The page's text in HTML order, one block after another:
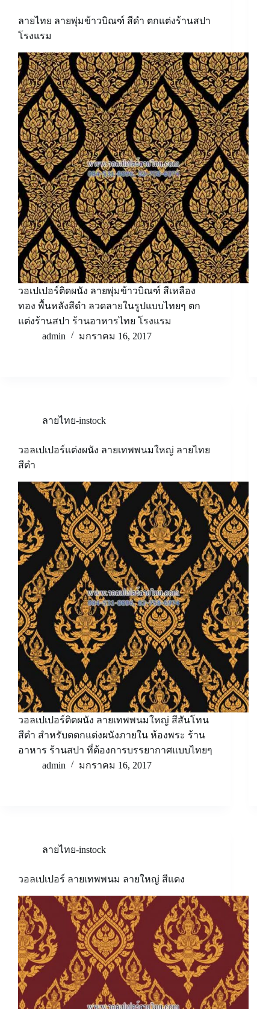
ลายไทย ลายพุ่มข้าวบิณฑ์ สีดำ ตกแต่งร้านสปา
โรงแรม
วอเปเปอร์ติดผนัง ลายพุ่มข้าวบิณฑ์ สีเหลือง
ทอง พื้นหลังสีดำ ลวดลายในรูปแบบไทยๆ ตก
แต่งร้านสปา ร้านอาหารไทย โรงแรม
admin
มกราคม 16, 2017
ลายไทย-instock
วอลเปเปอร์แต่งผนัง ลายเทพพนมใหญ่ ลายไทย
สีดำ
วอลเปเปอร์ติดผนัง ลายเทพพนมใหญ่ สีสันโทน
สีดำ สำหรับตตกแต่งผนังภายใน ห้องพระ ร้าน
อาหาร ร้านสปา ที่ต้องการบรรยากาศแบบไทยๆ
admin
มกราคม 16, 2017
ลายไทย-instock
วอลเปเปอร์ ลายเทพพนม ลายใหญ่ สีแดง